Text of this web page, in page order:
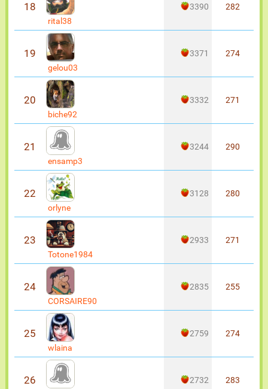
18
rital38
3390 282
19
gelou03
3371 274
20
biche92
3332 271
21
ensamp3
3244 290
22
orlyne
3128 280
23
Totone1984
2933 271
24
CORSAIRE90
2835 255
25
wlaina
2759 274
26 2732 283